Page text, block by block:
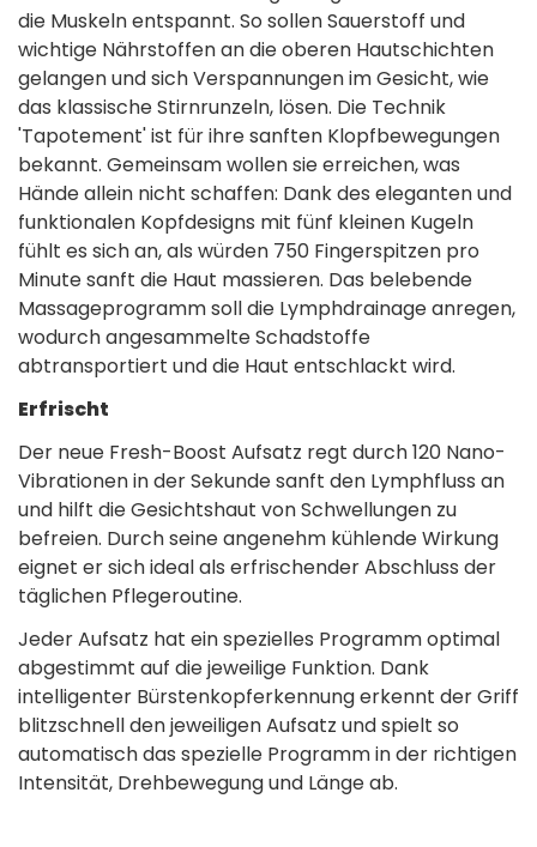
die Muskeln entspannt. So sollen Sauerstoff und
wichtige Nährstoffen an die oberen Hautschichten
gelangen und sich Verspannungen im Gesicht, wie
das klassische Stirnrunzeln, lösen. Die Technik
'Tapotement' ist für ihre sanften Klopfbewegungen
bekannt. Gemeinsam wollen sie erreichen, was
Hände allein nicht schaffen: Dank des eleganten und
funktionalen Kopfdesigns mit fünf kleinen Kugeln
fühlt es sich an, als würden 750 Fingerspitzen pro
Minute sanft die Haut massieren. Das belebende
Massageprogramm soll die Lymphdrainage anregen,
wodurch angesammelte Schadstoffe
abtransportiert und die Haut entschlackt wird.
Erfrischt
Der neue Fresh-Boost Aufsatz regt durch 120 Nano-
Vibrationen in der Sekunde sanft den Lymphfluss an
und hilft die Gesichtshaut von Schwellungen zu
befreien. Durch seine angenehm kühlende Wirkung
eignet er sich ideal als erfrischender Abschluss der
täglichen Pflegeroutine.
Jeder Aufsatz hat ein spezielles Programm optimal
abgestimmt auf die jeweilige Funktion. Dank
intelligenter Bürstenkopferkennung erkennt der Griff
blitzschnell den jeweiligen Aufsatz und spielt so
automatisch das spezielle Programm in der richtigen
Intensität, Drehbewegung und Länge ab.